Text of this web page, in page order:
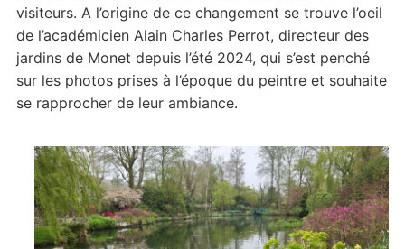
visiteurs. A l’origine de ce changement se trouve l’oeil
de l’académicien Alain Charles Perrot, directeur des
jardins de Monet depuis l’été 2024, qui s’est penché
sur les photos prises à l’époque du peintre et souhaite
se rapprocher de leur ambiance.